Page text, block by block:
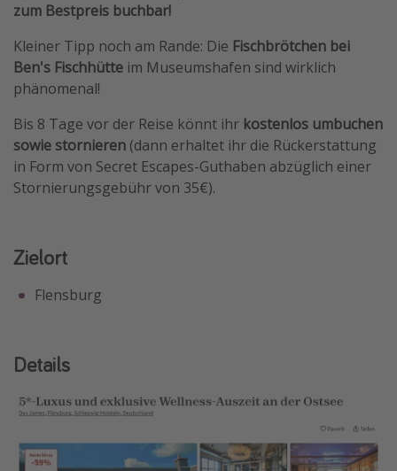
zum Bestpreis buchbar!
Kleiner Tipp noch am Rande: Die Fischbrötchen bei
Ben's Fischhütte im Museumshafen sind wirklich
phänomenal!
Bis 8 Tage vor der Reise könnt ihr kostenlos umbuchen
sowie stornieren (dann erhaltet ihr die Rückerstattung
in Form von Secret Escapes-Guthaben abzüglich einer
Stornierungsgebühr von 35€).
Zielort
Flensburg
Details